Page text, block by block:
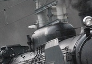
Total, rendez-
tribunal
Gaz « naturel »,
enfumage
Mode : une
destructrice